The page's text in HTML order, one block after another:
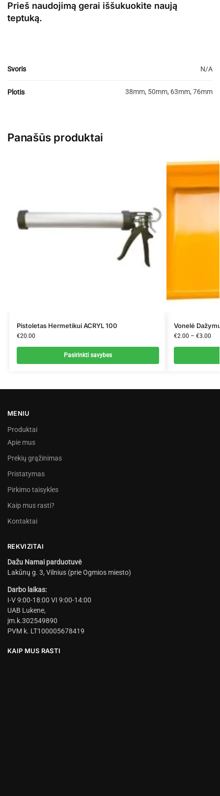
Prieš naudojimą gerai iššukuokite naują
teptuką.
Svoris N/A
Plotis 38mm, 50mm, 63mm, 76mm
Panašūs produktai
Pistoletas Hermetikui ACRYL 100
€20.00
Pasirinkti savybes
Vonelė
€2.00 – €3.00
MENIU
Produktai
Apie mus
Prekių grąžinimas
Pristatymas
Pirkimo taisykles
Kaip mus rasti?
Kontaktai
REKVIZITAI
Dažu Namai parduotuvė
Lakūnų g. 3, Vilnius (prie Ogmios miesto)
Darbo laikas:
I-V 9:00-18:00 VI 9:00-14:00
UAB Lukene,
įm.k.302549890
PVM k. LT100005678419
KAIP MUS RASTI